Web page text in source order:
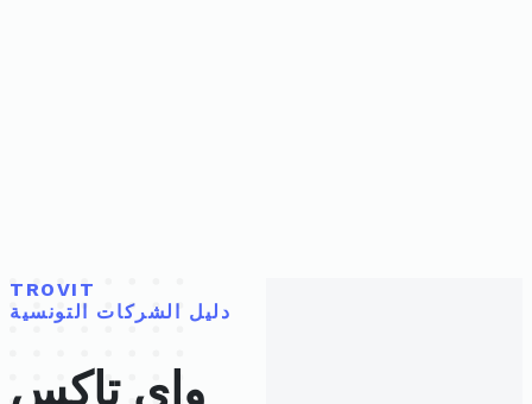
TROVIT
دليل الشركات التونسية
واي تاكس